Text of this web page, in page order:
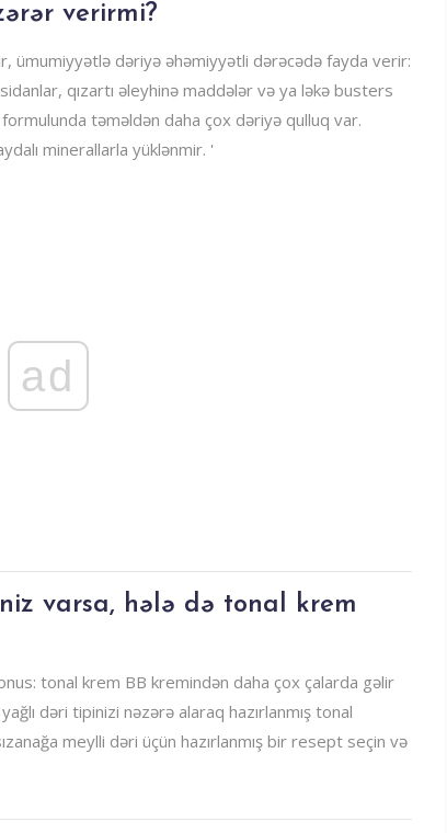
verirmi?
ümumiyyətlə dəriyə əhəmiyyətli dərəcədə fayda verir:
qızartı əleyhinə maddələr və ya ləkə busters
təməldən daha çox dəriyə qulluq var.
minerallarla yüklənmir. '
ad
varsa, hələ də tonal krem
tonal krem ​​BB kremindən daha çox çalarda gəlir
dəri tipinizi nəzərə alaraq hazırlanmış tonal
meylli dəri üçün hazırlanmış bir resept seçin və